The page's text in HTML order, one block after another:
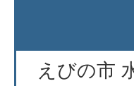
えびの市